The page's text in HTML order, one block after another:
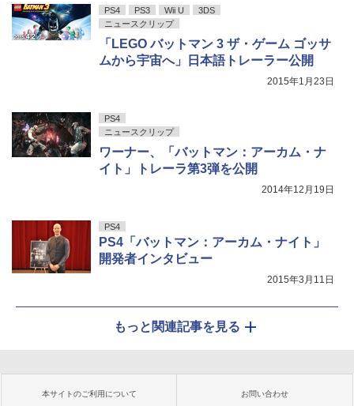
PS4 PS3 Wii U
3DS
ニュースクリップ
「LEGO バットマン 3 ザ・ゲーム ゴッサ
ムから宇宙へ」日本語トレーラー公開
2015年1月23日
PS4
ニュースクリップ
ワーナー、「バットマン：アーカム・ナ
イト」トレーラ第3弾を公開
2014年12月19日
PS4
PS4「バットマン：アーカム・ナイト」
開発者インタビュー
2015年3月11日
もっと関連記事を見る
本サイトのご利用について お問い合わせ